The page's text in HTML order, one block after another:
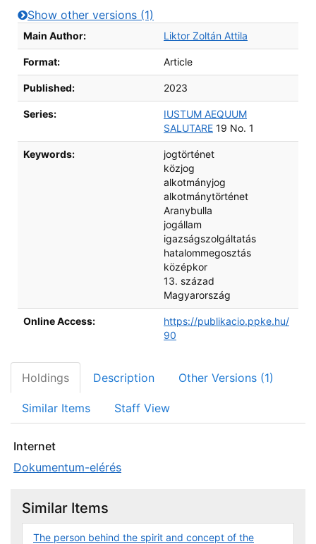
Show other versions (1)
Bibliographic Details
Main Author: Liktor Zoltán Attila
Format: Article
Published: 2023
Series:
IUSTUM AEQUUM
SALUTARE 19 No. 1
Keywords:
jogtörténet
közjog
alkotmányjog
alkotmánytörténet
Aranybulla
jogállam
igazságszolgáltatás
hatalommegosztás
középkor
13. század
Magyarország
Online Access:
https://publikacio.ppke.hu/
90
Holdings Description Other Versions (1)
Similar Items Staff View
Internet
Dokumentum-elérés
Similar Items
The person behind the spirit and concept of the